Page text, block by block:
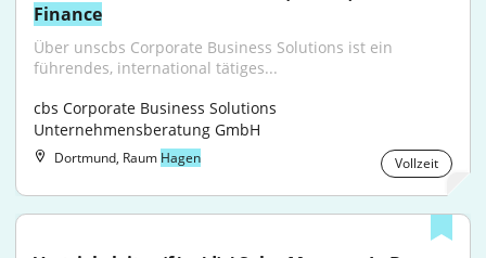
Finance
Über unscbs Corporate Business Solutions ist ein
führendes, international tätiges...
cbs Corporate Business Solutions
Unternehmensberatung GmbH
Dortmund, Raum Hagen Vollzeit